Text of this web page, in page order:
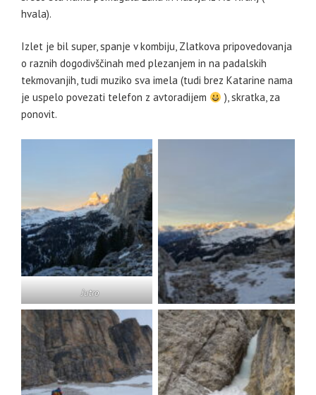
hvala).
Izlet je bil super, spanje v kombiju, Zlatkova pripovedovanja
o raznih dogodivščinah med plezanjem in na padalskih
tekmovanjih, tudi muziko sva imela (tudi brez Katarine nama
je uspelo povezati telefon z avtoradijem
), skratka, za
ponovit.
Jutro